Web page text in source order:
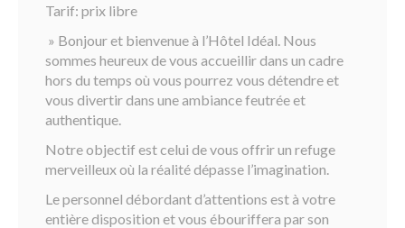
Tarif: prix libre
» Bonjour et bienvenue à l’Hôtel Idéal. Nous
sommes heureux de vous accueillir dans un cadre
hors du temps où vous pourrez vous détendre et
vous divertir dans une ambiance feutrée et
authentique.
Notre objectif est celui de vous offrir un refuge
merveilleux où la réalité dépasse l’imagination.
Le personnel débordant d’attentions est à votre
entière disposition et vous ébouriffera par son